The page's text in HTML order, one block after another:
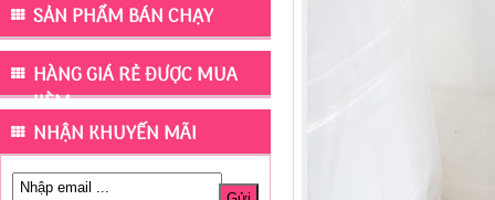
SẢN PHẨM BÁN CHẠY
HÀNG GIÁ RẺ ĐƯỢC MUA
KÈM
NHẬN KHUYẾN MÃI